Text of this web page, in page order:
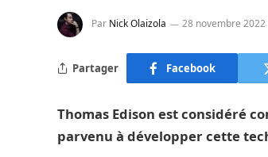
Par Nick Olaizola 28 novembre 2022
Partager Facebook
Thomas Edison est considéré
parvenu à développer cette